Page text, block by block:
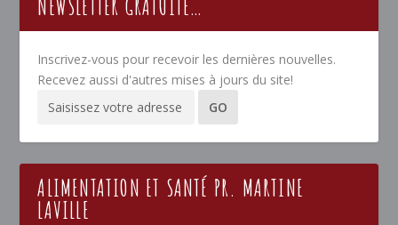
NEWSLETTER GRATUITE…
Inscrivez-vous pour recevoir les dernières nouvelles.
Recevez aussi d'autres mises à jours du site!
ALIMENTATION ET SANTÉ PR. MARTINE
LAVILLE